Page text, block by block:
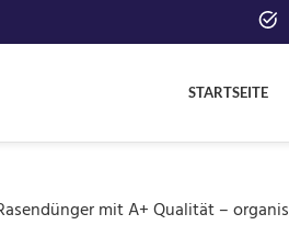
STARTSEITE